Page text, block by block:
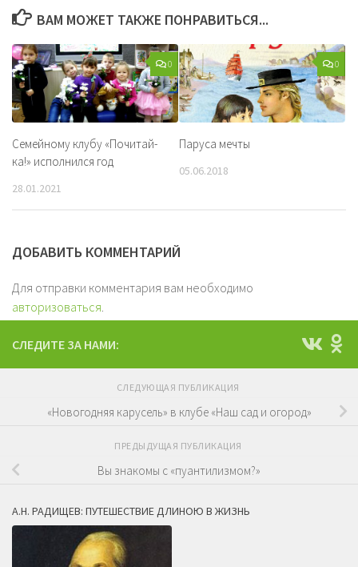
ВАМ МОЖЕТ ТАКЖЕ ПОНРАВИТЬСЯ...
0
Семейному клубу «Почитай-
ка!» исполнился год
28.01.2021
0
Паруса мечты
05.06.2018
ДОБАВИТЬ КОММЕНТАРИЙ
Для отправки комментария вам необходимо
авторизоваться
СЛЕДИТЕ ЗА НАМИ:
СЛЕДУЮЩАЯ ПУБЛИКАЦИЯ
«Новогодняя карусель» в клубе «Наш сад и огород»
ПРЕДЫДУЩАЯ ПУБЛИКАЦИЯ
Вы знакомы с «пуантилизмом?»
А.Н. РАДИЩЕВ: ПУТЕШЕСТВИЕ ДЛИНОЮ В ЖИЗНЬ